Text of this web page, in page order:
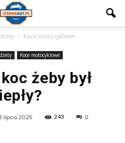
Koce motocyklowe
Koce motocyklowe
żeby był
lipca 2025 243 0